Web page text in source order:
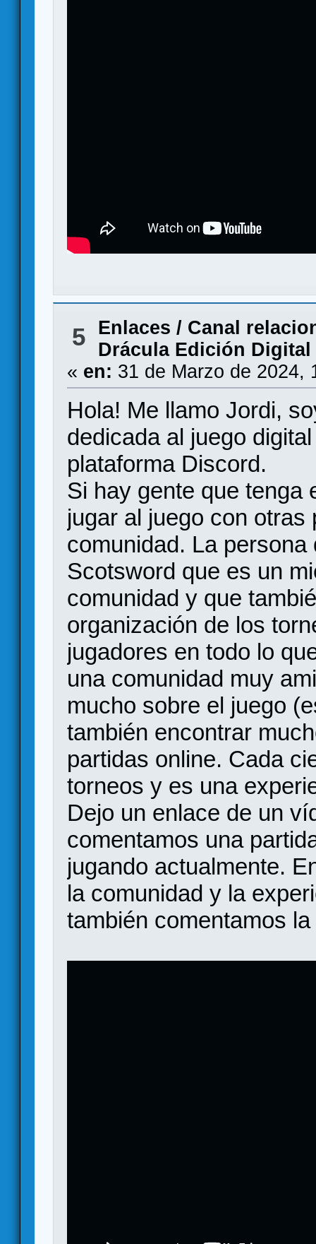
5 Enlaces / Canal
Drácula Edición Digital
« en: 31 de Marzo de 2024,
Hola! Me llamo Jordi,
dedicada al juego
plataforma Discord.
Si hay gente que tenga
jugar al juego con
comunidad. La
Scotsword que es un
comunidad y que
organización de los
jugadores en todo lo
una comunidad muy
mucho sobre el juego
también encontrar
partidas online. Cada
torneos y es una
Dejo un enlace de un
comentamos una
jugando actualmente.
la comunidad y la
también comentamos